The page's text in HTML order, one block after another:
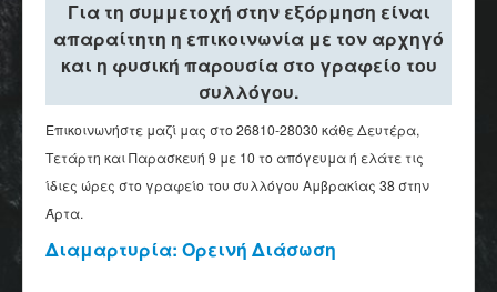
Για τη συμμετοχή στην εξόρμηση είναι
απαραίτητη η επικοινωνία με τον αρχηγό
και η φυσική παρουσία στο γραφείο του
συλλόγου.
Επικοινωνήστε μαζί μας στο 26810-28030 κάθε Δευτέρα,
Τετάρτη και Παρασκευή 9 με 10 το απόγευμα ή ελάτε τις
ίδιες ώρες στο γραφείο του συλλόγου Αμβρακίας 38 στην
Άρτα.
Διαμαρτυρία: Ορεινή Διάσωση